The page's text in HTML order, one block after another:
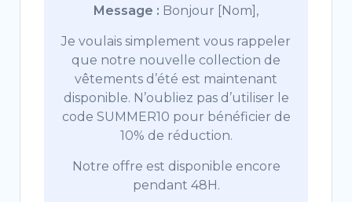
Message : Bonjour [Nom],
Je voulais simplement vous rappeler
que notre nouvelle collection de
vêtements d’été est maintenant
disponible. N’oubliez pas d’utiliser le
code SUMMER10 pour bénéficier de
10% de réduction.
Notre offre est disponible encore
pendant 48H.